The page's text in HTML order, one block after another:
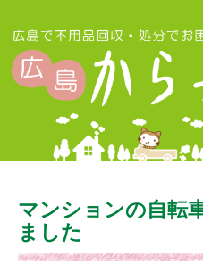
マンションの自転
ました